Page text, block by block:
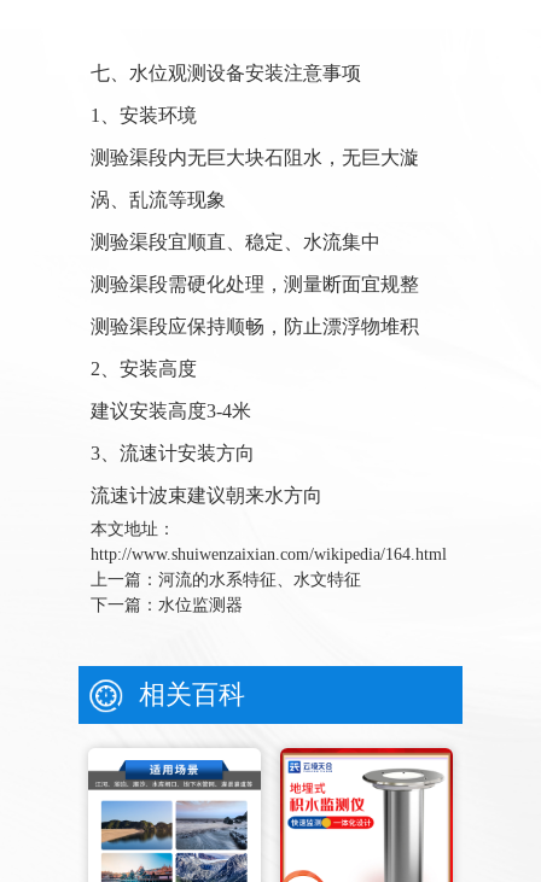
七、水位观测设备安装注意事项
1、安装环境
测验渠段内无巨大块石阻水，无巨大漩
涡、乱流等现象
测验渠段宜顺直、稳定、水流集中
测验渠段需硬化处理，测量断面宜规整
测验渠段应保持顺畅，防止漂浮物堆积
2、安装高度
建议安装高度3-4米
3、流速计安装方向
流速计波束建议朝来水方向
本文地址：
http://www.shuiwenzaixian.com/wikipedia/164.html
上一篇： 河流的水系特征、水文特征
下一篇： 水位监测器
相关百科